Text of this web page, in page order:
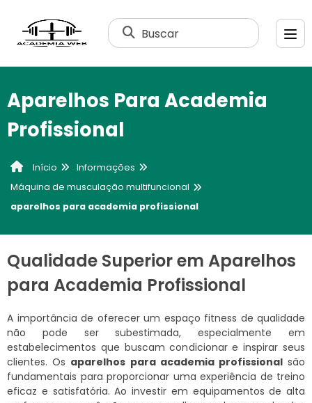
Buscar
Aparelhos Para Academia
Profissional
Início
Informações
Máquina de musculação multifuncional
aparelhos para academia profissional
Qualidade Superior em Aparelhos
para Academia Profissional
A importância de oferecer um espaço fitness de qualidade
não pode ser subestimada, especialmente em
estabelecimentos que buscam condicionar e inspirar seus
clientes. Os aparelhos para academia profissionalsão
fundamentais para proporcionar uma experiência de treino
eficaz e satisfatória. Ao investir em equipamentos de alta